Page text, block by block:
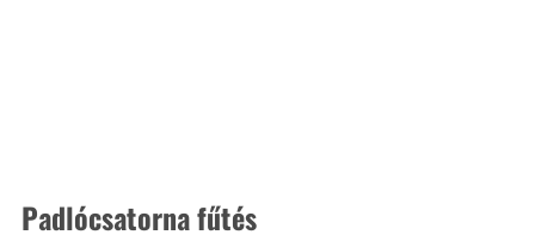
Padlócsatorna fűtés